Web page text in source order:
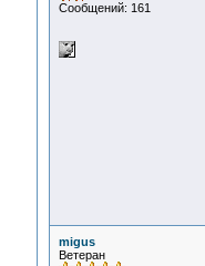
Сообщений: 161
migus
Ветеран